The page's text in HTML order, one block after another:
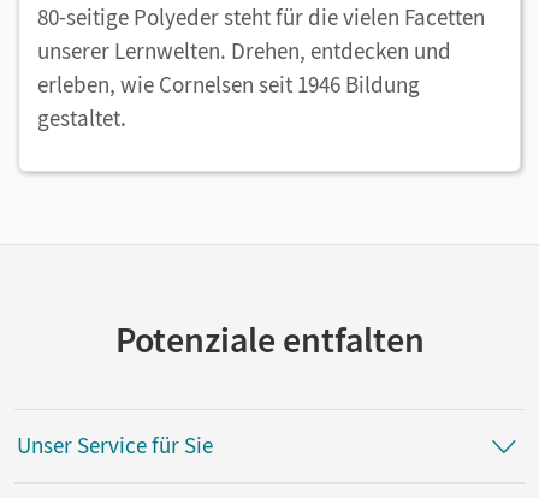
80-seitige Polyeder steht für die vielen Facetten
unserer Lernwelten. Drehen, entdecken und
erleben, wie Cornelsen seit 1946 Bildung
gestaltet.
Potenziale entfalten
Unser Service für Sie